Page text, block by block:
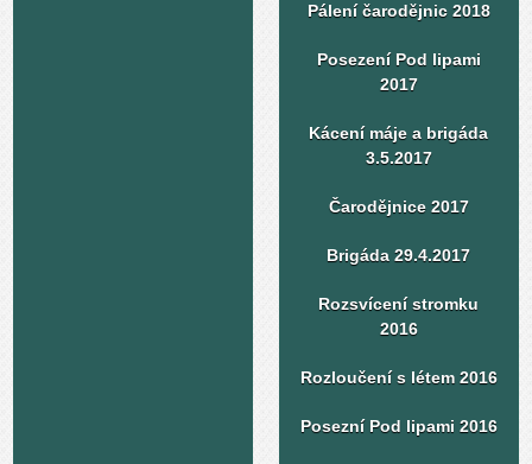
Pálení čarodějnic 2018
Posezení Pod lipami
2017
Kácení máje a brigáda
3.5.2017
Čarodějnice 2017
Brigáda 29.4.2017
Rozsvícení stromku
2016
Rozloučení s létem 2016
Posezní Pod lipami 2016